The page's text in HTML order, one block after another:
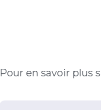
Pour en savoir plus